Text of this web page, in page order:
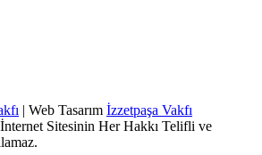
| Web Tasarım İzzetpaşa Vakfı
Sitesinin Her Hakkı Telifli ve